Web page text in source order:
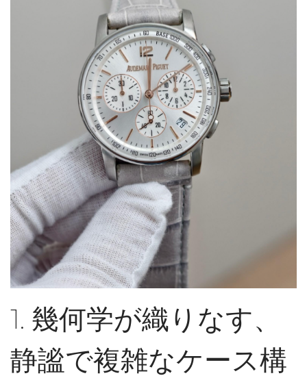
1. 幾何学が織りなす、
静謐で複雑なケース構